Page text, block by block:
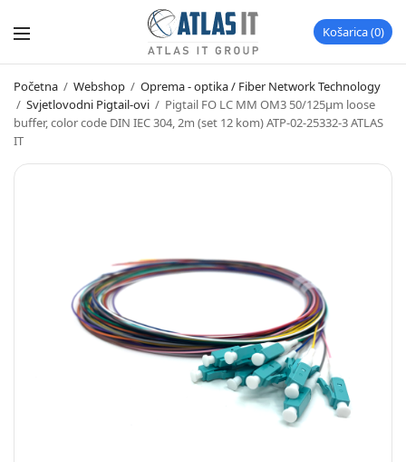
Košarica 0
Početna / Webshop / Oprema - optika / Fiber Network Technology
/ Svjetlovodni Pigtail-ovi / Pigtail FO LC MM OM3 50/125µm loose
buffer, color code DIN IEC 304, 2m (set 12 kom) ATP-02-25332-3 ATLAS
IT